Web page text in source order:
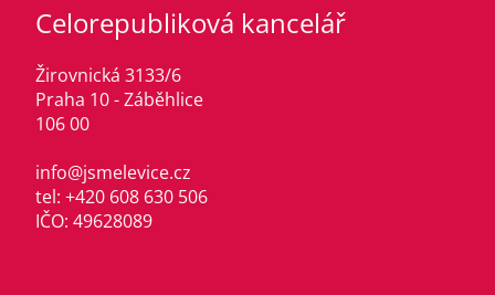
Celorepubliková kancelář
Žirovnická 3133/6
Praha 10 - Záběhlice
106 00
info@jsmelevice.cz
tel: +420 608 630 506
IČO: 49628089